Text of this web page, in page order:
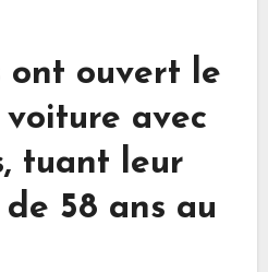
ont ouvert le
avec
tuant leur
58 ans au